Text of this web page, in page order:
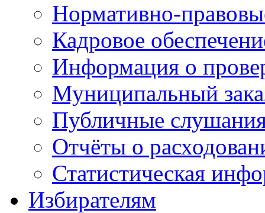
Нормативно-
Кадровое
Информация о
Муниципальный
Публичные
Отчёты о
Статистическая
Избирателям